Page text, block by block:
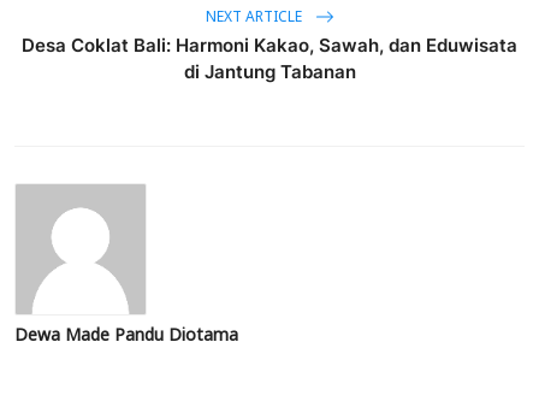
NEXT ARTICLE
Desa Coklat Bali: Harmoni Kakao, Sawah, dan Eduwisata
di Jantung Tabanan
Dewa Made Pandu Diotama